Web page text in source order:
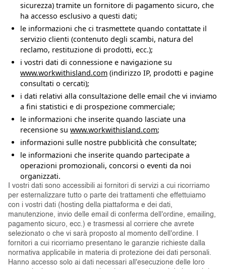
sicurezza) tramite un fornitore di pagamento sicuro, che
ha accesso esclusivo a questi dati;
le informazioni che ci trasmettete quando contattate il
servizio clienti (contenuto degli scambi, natura del
reclamo, restituzione di prodotti, ecc.);
i vostri dati di connessione e navigazione su
www.workwithisland.com (indirizzo IP, prodotti e pagine
consultati o cercati);
i dati relativi alla consultazione delle email che vi inviamo
a fini statistici e di prospezione commerciale;
le informazioni che inserite quando lasciate una
recensione su www.workwithisland.com;
informazioni sulle nostre pubblicità che consultate;
le informazioni che inserite quando partecipate a
operazioni promozionali, concorsi o eventi da noi
organizzati.
I vostri dati sono accessibili ai fornitori di servizi a cui ricorriamo
per esternalizzare tutto o parte dei trattamenti che effettuiamo
con i vostri dati (hosting della piattaforma e dei dati,
manutenzione, invio delle email di conferma dell'ordine, emailing,
pagamento sicuro, ecc.) e trasmessi al corriere che avrete
selezionato o che vi sarà proposto al momento dell'ordine. I
fornitori a cui ricorriamo presentano le garanzie richieste dalla
normativa applicabile in materia di protezione dei dati personali.
Hanno accesso solo ai dati necessari all'esecuzione delle loro